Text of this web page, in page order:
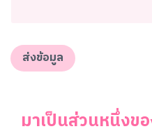
ส่งข้อมูล
มาเป็นส่วนหนึ่งข